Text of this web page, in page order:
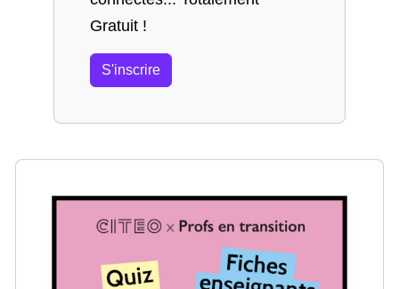
Gratuit !
S'inscrire